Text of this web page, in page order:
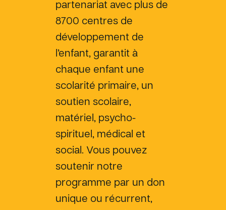
partenariat avec plus de
8700 centres de
développement de
l’enfant, garantit à
chaque enfant une
scolarité primaire, un
soutien scolaire,
matériel, psycho-
spirituel, médical et
social. Vous pouvez
soutenir notre
programme par un don
unique ou récurrent,